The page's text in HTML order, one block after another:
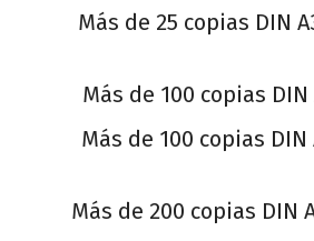
Más de 25 copias DIN
Más de 100 copias
Más de 100 copias
Más de 200 copias DIN